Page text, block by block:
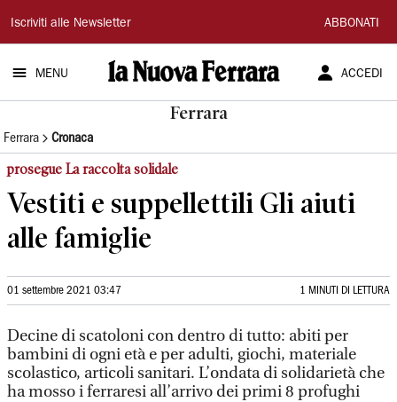
La
Nuova
Ferrara
Iscriviti alle Newsletter ABBONATI
MENU ACCEDI
Ferrara
Ferrara Cronaca
prosegue La raccolta solidale
Vestiti e suppellettili Gli aiuti
alle famiglie
01 settembre 2021 03:47 1 MINUTI DI LETTURA
Decine di scatoloni con dentro di tutto: abiti per
bambini di ogni età e per adulti, giochi, materiale
scolastico, articoli sanitari. L’ondata di solidarietà che
ha mosso i ferraresi all’arrivo dei primi 8 profughi